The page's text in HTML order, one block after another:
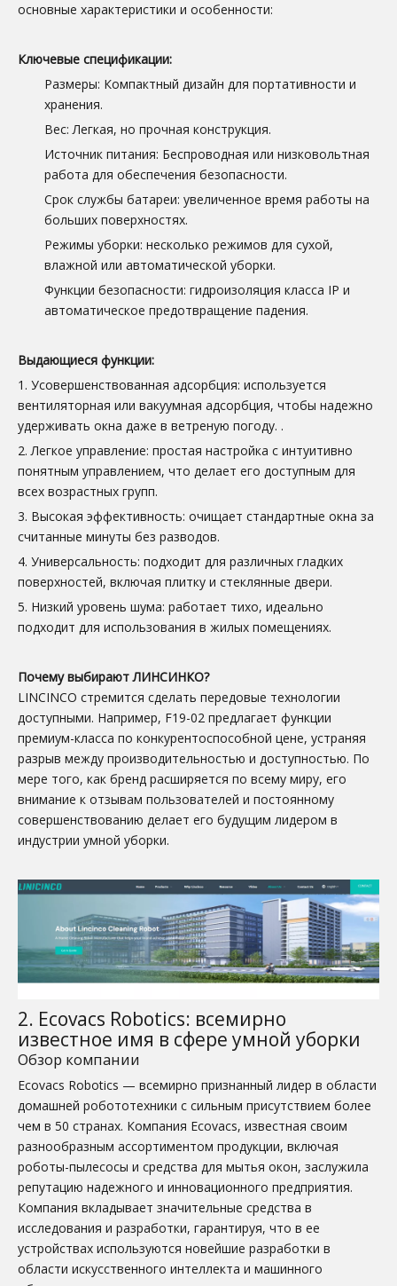
основные характеристики и особенности:
Ключевые спецификации:
Размеры: Компактный дизайн для портативности и
хранения.
Вес: Легкая, но прочная конструкция.
Источник питания: Беспроводная или низковольтная
работа для обеспечения безопасности.
Срок службы батареи: увеличенное время работы на
больших поверхностях.
Режимы уборки: несколько режимов для сухой,
влажной или автоматической уборки.
Функции безопасности: гидроизоляция класса IP и
автоматическое предотвращение падения.
Выдающиеся функции:
1. Усовершенствованная адсорбция: используется
вентиляторная или вакуумная адсорбция, чтобы надежно
удерживать окна даже в ветреную погоду. .
2. Легкое управление: простая настройка с интуитивно
понятным управлением, что делает его доступным для
всех возрастных групп.
3. Высокая эффективность: очищает стандартные окна за
считанные минуты без разводов.
4. Универсальность: подходит для различных гладких
поверхностей, включая плитку и стеклянные двери.
5. Низкий уровень шума: работает тихо, идеально
подходит для использования в жилых помещениях.
Почему выбирают ЛИНСИНКО?
LINCINCO стремится сделать передовые технологии
доступными. Например, F19-02 предлагает функции
премиум-класса по конкурентоспособной цене, устраняя
разрыв между производительностью и доступностью. По
мере того, как бренд расширяется по всему миру, его
внимание к отзывам пользователей и постоянному
совершенствованию делает его будущим лидером в
индустрии умной уборки.
2. Ecovacs Robotics: всемирно
известное имя в сфере умной уборки
Обзор компании
Ecovacs Robotics — всемирно признанный лидер в области
домашней робототехники с сильным присутствием более
чем в 50 странах. Компания Ecovacs, известная своим
разнообразным ассортиментом продукции, включая
роботы-пылесосы и средства для мытья окон, заслужила
репутацию надежного и инновационного предприятия.
Компания вкладывает значительные средства в
исследования и разработки, гарантируя, что в ее
устройствах используются новейшие разработки в
области искусственного интеллекта и машинного